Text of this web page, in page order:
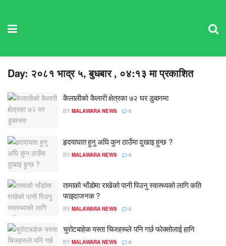
Day: २०८१ भाद्र ५, बुधबार , ०४:१३ मा प्रकाशित
कैलालीको कैलारी क्षेत्रका ७२ घर डुबानमा
BY MALAWARA NEWS 0
हृदयाघात हुनु अघि कुन ठाउँमा दुखाइ हुन्छ ?
BY MALAWARA NEWS 0
तामाको भाँडोमा राखेको पानी पिउनु स्वास्थ्यको लागि कति
फाइदाजनक ?
BY MALAWARA NEWS 0
चुरोटबाहेक यस्ता चिजहरूले पनि गर्छ फोक्सोलाई हानि
BY MALAWARA NEWS 0